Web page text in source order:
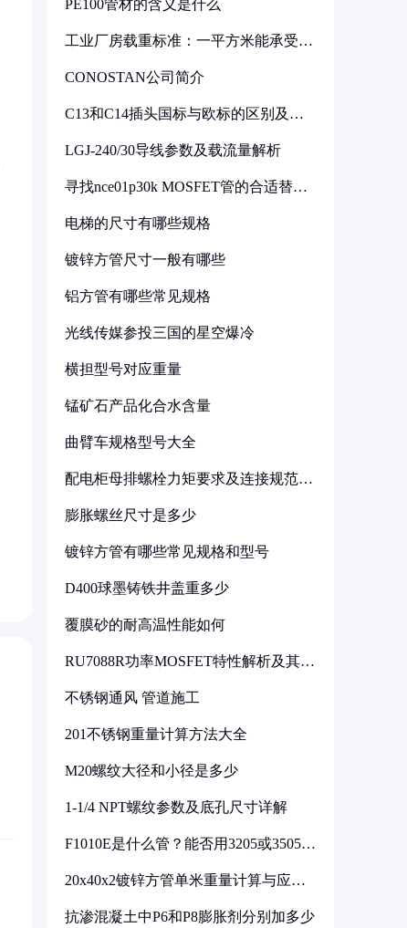
PE100管材的含义是什么
工业厂房载重标准：一平方米能承受多
CONOSTAN公司简介
C13和C14插头国标与欧标的区别及其
LGJ-240/30导线参数及载流量解析
寻找nce01p30k MOSFET管的合适替代
电梯的尺寸有哪些规格
镀锌方管尺寸一般有哪些
铝方管有哪些常见规格
光线传媒参投三国的星空爆冷
横担型号对应重量
锰矿石产品化合水含量
曲臂车规格型号大全
配电柜母排螺栓力矩要求及连接规范详
膨胀螺丝尺寸是多少
镀锌方管有哪些常见规格和型号
D400球墨铸铁井盖重多少
覆膜砂的耐高温性能如何
RU7088R功率MOSFET特性解析及其在
不锈钢通风 管道施工
201不锈钢重量计算方法大全
M20螺纹大径和小径是多少
1-1/4 NPT螺纹参数及底孔尺寸详解
F1010E是什么管？能否用3205或3505代
20x40x2镀锌方管单米重量计算与应用
抗渗混凝土中P6和P8膨胀剂分别加多少